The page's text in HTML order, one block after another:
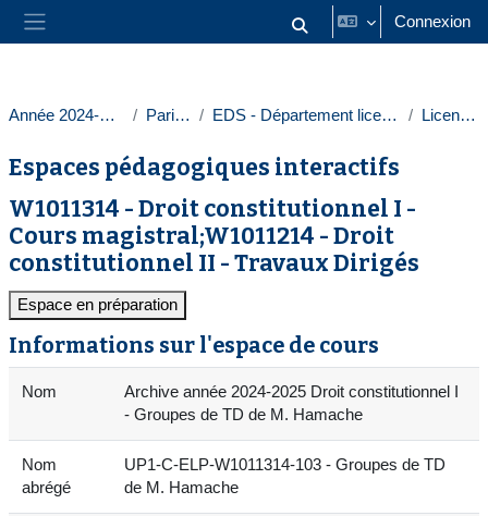
Passer au contenu principal
Panneau latéral Activer/désactiver la saisie
Connexion
Année 2024-2025 Paris 1 EDS - Département licences Licences
Espaces pédagogiques interactifs
W1011314 - Droit constitutionnel I -
Cours magistral;W1011214 - Droit
constitutionnel II - Travaux Dirigés
Espace en préparation
Informations sur l'espace de cours
Nom
Archive année 2024-2025 Droit constitutionnel I
- Groupes de TD de M. Hamache
Nom
abrégé
UP1-C-ELP-W1011314-103 - Groupes de TD
de M. Hamache